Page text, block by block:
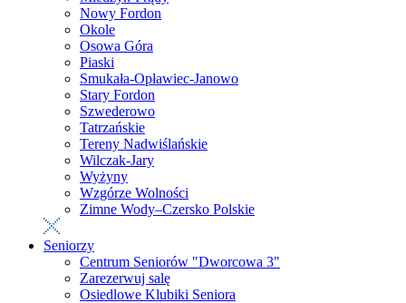
Nowy Fordon
Okole
Osowa Góra
Piaski
Smukała-Opławiec-Janowo
Stary Fordon
Szwederowo
Tatrzańskie
Tereny Nadwiślańskie
Wilczak-Jary
Wyżyny
Wzgórze Wolności
Zimne Wody–Czersko Polskie
Seniorzy
Centrum Seniorów "Dworcowa 3"
Zarezerwuj salę
Osiedlowe Klubiki Seniora